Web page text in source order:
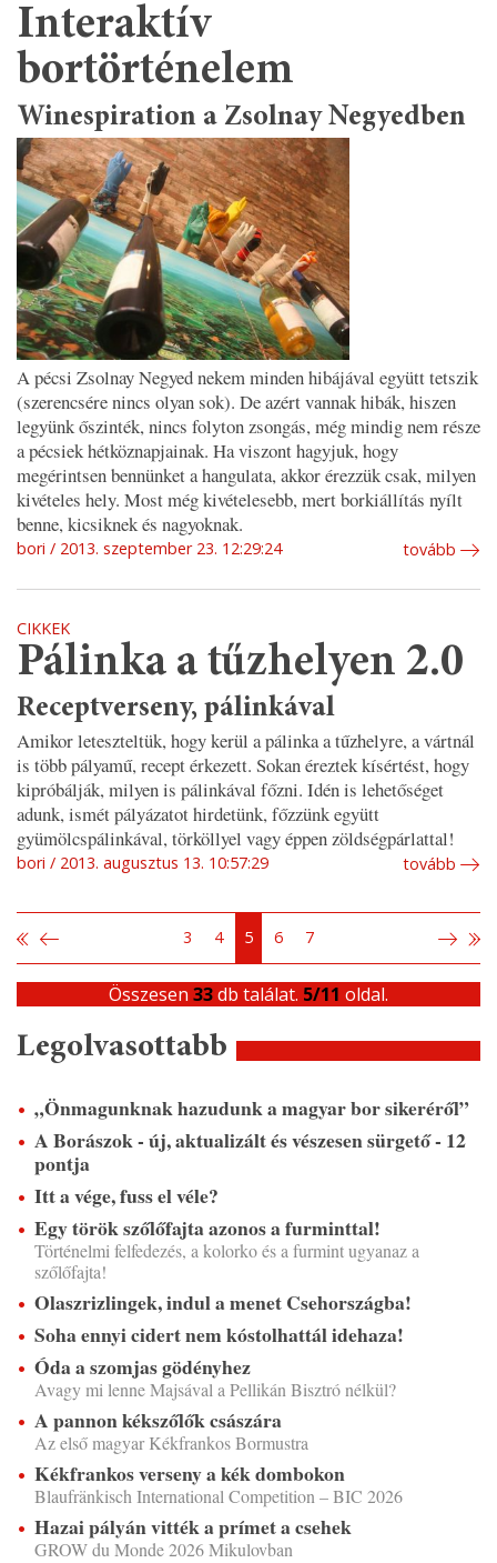
Interaktív
bortörténelem
Winespiration a Zsolnay Negyedben
A pécsi Zsolnay Negyed nekem minden hibájával együtt tetszik
(szerencsére nincs olyan sok). De azért vannak hibák, hiszen
legyünk őszinték, nincs folyton zsongás, még mindig nem része
a pécsiek hétköznapjainak. Ha viszont hagyjuk, hogy
megérintsen bennünket a hangulata, akkor érezzük csak, milyen
kivételes hely. Most még kivételesebb, mert borkiállítás nyílt
benne, kicsiknek és nagyoknak.
bori 2013. szeptember 23. 12:29:24 tovább
CIKKEK
Pálinka a tűzhelyen 2.0
Receptverseny, pálinkával
Amikor leteszteltük, hogy kerül a pálinka a tűzhelyre, a vártnál
is több pályamű, recept érkezett. Sokan éreztek kísértést, hogy
kipróbálják, milyen is pálinkával főzni. Idén is lehetőséget
adunk, ismét pályázatot hirdetünk, főzzünk együtt
gyümölcspálinkával, törköllyel vagy éppen zöldségpárlattal!
bori 2013. augusztus 13. 10:57:29 tovább
3 4 5 6 7
Összesen 33db találat. 5/11 oldal.
Legolvasottabb
„Önmagunknak hazudunk a magyar bor sikeréről”
A Borászok - új, aktualizált és vészesen sürgető - 12
pontja
Itt a vége, fuss el véle?
Egy török szőlőfajta azonos a furminttal!
Történelmi felfedezés, a kolorko és a furmint ugyanaz a
szőlőfajta!
Olaszrizlingek, indul a menet Csehországba!
Soha ennyi cidert nem kóstolhattál idehaza!
Óda a szomjas gödényhez
Avagy mi lenne Majsával a Pellikán Bisztró nélkül?
A pannon kékszőlők császára
Az első magyar Kékfrankos Bormustra
Kékfrankos verseny a kék dombokon
Blaufränkisch International Competition – BIC 2026
Hazai pályán vitték a prímet a csehek
GROW du Monde 2026 Mikulovban